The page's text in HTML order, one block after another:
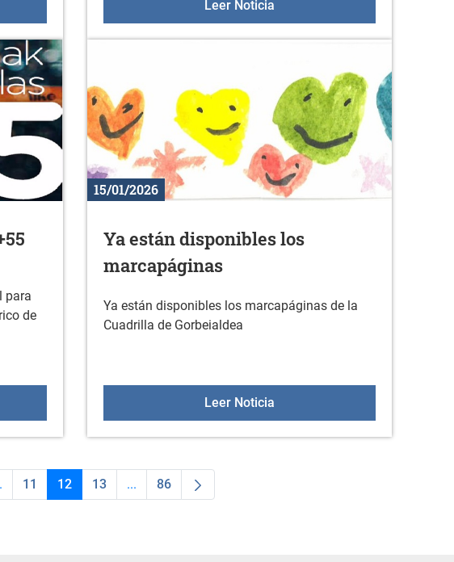
Leer Noticia
para
de
15/01/2026
Ya están disponibles los
marcapáginas
Ya están disponibles los marcapáginas de la
Cuadrilla de Gorbeialdea
Leer Noticia
intermedias Use TAB para desplazarse.
Página
11 Página
12 Página
13 ...Páginas intermedias Use TAB para desplazarse.
Página
86